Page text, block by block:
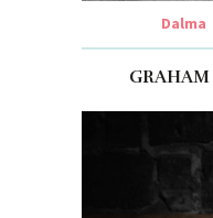
Dalma